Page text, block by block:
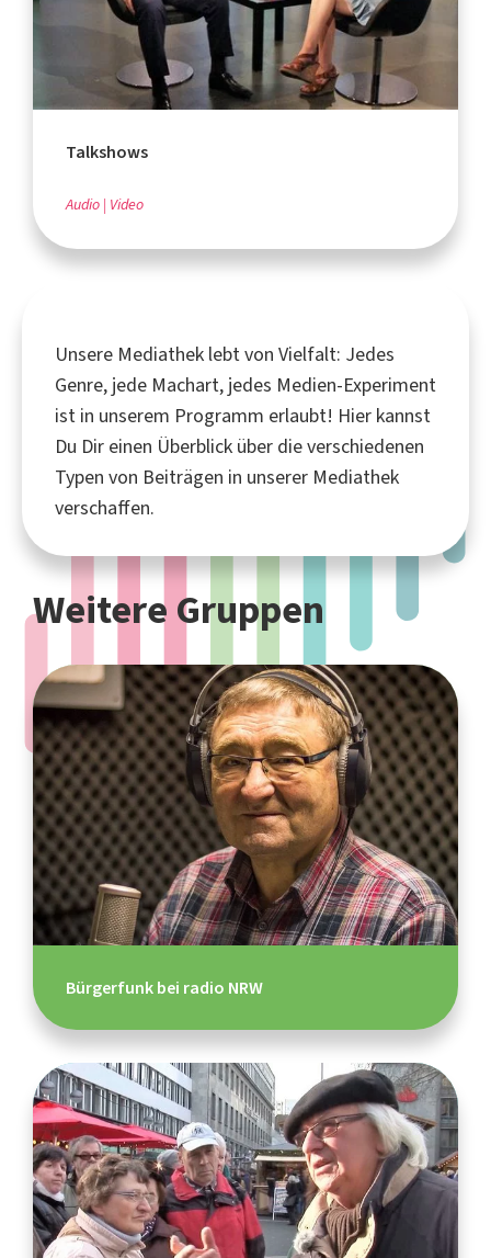
Talkshows
Audio Video
Unsere Mediathek lebt von Vielfalt: Jedes
Genre, jede Machart, jedes Medien-Experiment
ist in unserem Programm erlaubt! Hier kannst
Du Dir einen Überblick über die verschiedenen
Typen von Beiträgen in unserer Mediathek
verschaffen.
Weitere Gruppen
Bürgerfunk bei radio NRW